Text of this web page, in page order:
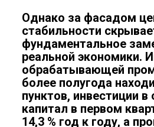
Однако за фасадом
стабильности
фундаментальное
реальной экономики.
обрабатывающей
более полугода
пунктов, инвестиции в
капитал в первом
14,3 % год к году, а